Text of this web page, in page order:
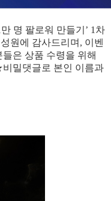
명 팔로워 만들기’ 1차
원에 감사드리며, 이벤
은 상품 수령을 위해
밀댓글로 본인 이름과